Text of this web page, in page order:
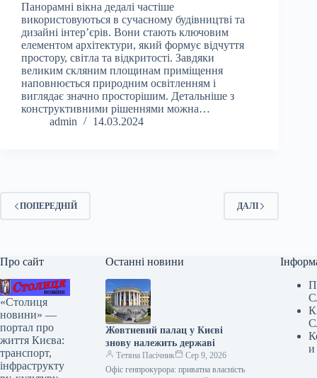
Панорамні вікна дедалі частіше
використовуються в сучасному будівництві та
дизайні інтер’єрів. Вони стають ключовим
елементом архітектури, який формує відчуття
простору, світла та відкритості. Завдяки
великим скляним площинам приміщення
наповнюється природним освітленням і
виглядає значно просторішим. Детальніше з
конструктивними рішеннями можна…
admin
14.03.2024
ПОПЕРЕДНІЙ ДАЛІ
Про сайт
«Столиця
новини» —
портал про
життя Києва:
транспорт,
інфраструкту
Останні новини
Жовтневий палац у Києві
знову належить державі
Тетяна Пасічник
Сер 9, 2026
Офіс генпрокурора: приватна власність
и